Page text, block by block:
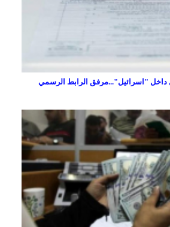
"اسرائيل"...مرفق الرابط الرسمي